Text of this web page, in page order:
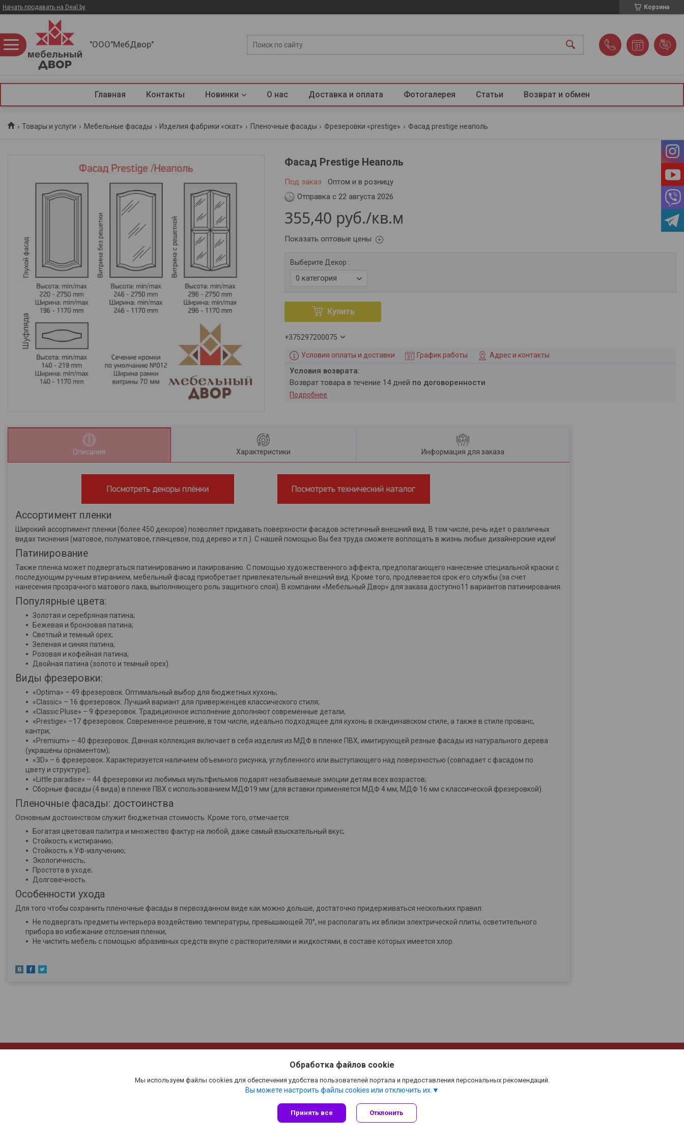
Начать продавать на Deal.by Корзина
"ООО"МебДвор"
Главная Контакты Новинки О нас Доставка и оплата Фотогалерея Статьи Возврат и обмен
Товары и услуги Мебельные фасады Изделия фабрики «скат» Пленочные фасады Фрезеровки «prestige» Фасад prestige неаполь
Фасад Prestige Неаполь
Под заказ
Оптом и в розницу
Отправка с 22 августа 2026
355,40 руб./кв.м
Показать оптовые цены
Выберите Декор :
0 категория
Купить
+375297200075
Условия оплаты и доставки График работы Адрес и контакты
возврат товара в течение 14 дней по договоренности
Подробнее
Описание Характеристики Информация для заказа
Ассортимент пленки
Широкий ассортимент пленки (более 450 декоров) позволяет придавать поверхности фасадов эстетичный внешний вид. В том числе, речь идет о различных
видах тиснения (матовое, полуматовое, глянцевое, под дерево и т.п.). С нашей помощью Вы без труда сможете воплощать в жизнь любые дизайнерские идеи!
Патинирование
Также пленка может подвергаться патинированию и лакированию. С помощью художественного эффекта, предполагающего нанесение специальной краски с
последующим ручным втиранием, мебельный фасад приобретает привлекательный внешний вид. Кроме того, продлевается срок его службы (за счет
нанесения прозрачного матового лака, выполняющего роль защитного слоя). В компании «Мебельный Двор» для заказа доступно11 вариантов патинирования.
Популярные цвета:
Золотая и серебряная патина;
Бежевая и бронзовая патина;
Светлый и темный орех;
Зеленая и синяя патина;
Розовая и кофейная патина;
Двойная патина (золото и темный орех).
Виды фрезеровки:
«Optima» – 49 фрезеровок. Оптимальный выбор для бюджетных кухонь;
«Classic» – 16 фрезеровок. Лучший вариант для приверженцев классического стиля;
«Classic Pluse» – 9 фрезеровок. Традиционное исполнение дополняют современные детали;
«Prestige» –17 фрезеровок. Современное решение, в том числе, идеально подходящее для кухонь в скандинавском стиле, а также в стиле прованс,
кантри;
«Premium» – 40 фрезеровок. Данная коллекция включает в себя изделия из МДФ в пленке ПВХ, имитирующей резные фасады из натурального дерева
(украшены орнаментом);
«3D» – 6 фрезеровок. Характеризуется наличием объемного рисунка, углубленного или выступающего над поверхностью (совпадает с фасадом по
цвету и структуре);
«Little paradise» – 44 фрезеровки из любимых мультфильмов подарят незабываемые эмоции детям всех возрастов;
Сборные фасады (4 вида) в пленке ПВХ с использованием МДФ19 мм (для вставки применяется МДФ 4 мм, МДФ 16 мм с классической фрезеровкой).
Пленочные фасады: достоинства
Основным достоинством служит бюджетная стоимость. Кроме того, отмечается:
Богатая цветовая палитра и множество фактур на любой, даже самый взыскательный вкус;
Стойкость к истиранию;
Стойкость к УФ-излучению;
Экологичность;
Простота в уходе;
Долговечность.
Особенности ухода
Для того чтобы сохранить пленочные фасады в первозданном виде как можно дольше, достаточно придерживаться нескольких правил:
Не подвергать предметы интерьера воздействию температуры, превышающей 70°, не располагать их вблизи электрической плиты, осветительного
прибора во избежание отслоения пленки;
Не чистить мебель с помощью абразивных средств вкупе с растворителями и жидкостями, в составе которых имеется хлор.
Сайт создан на платформе Deal.by
Политика обработки файлов cookies
Обработка файлов cookie
Мы используем файлы cookies для обеспечения удобства пользователей портала и предоставления персональных рекомендаций.
Вы можете настроить файлы cookies или отключить их.
Принять все Отклонить
"ООО"МебДвор" |
Пожаловаться на контент
Select Language ▼